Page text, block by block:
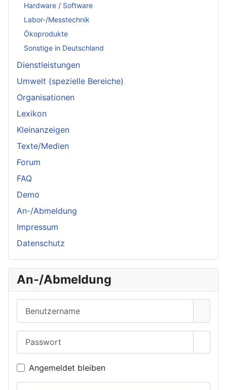
Hardware / Software
Labor-/Messtechnik
Ökoprodukte
Sonstige in Deutschland
Dienstleistungen
Umwelt (spezielle Bereiche)
Organisationen
Lexikon
Kleinanzeigen
Texte/Medien
Forum
FAQ
Demo
An-/Abmeldung
Impressum
Datenschutz
An-/Abmeldung
Angemeldet bleiben